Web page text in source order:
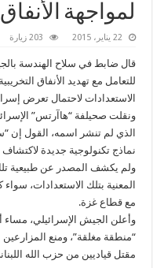
لمواجهة
22 يناير، 2015 203 زيارة
قال ضابط في سلاح الهندسة
للتعامل مع تهديد الأنفاق
الاستعدادات لاحتمال تعرض
ونقلت صحيلفة “هاآرتس”
نماذج تكنولوجية جديدة لاكتشاف
ولم يكشف المصدر عن طبيعية تلك
المعنية بتلك الاستعدادات،
مع قطاع غزة.
وأعلن الجيش الإسرائيلي،
“منطقة مغلقة”، ومنع المزارعين
مقتل قياديين من حزب الله